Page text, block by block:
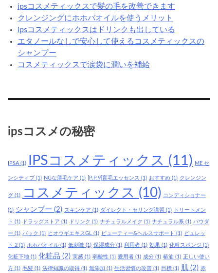
ipsコスメティックスで髪の毛を改善できます
クレンジングにホホバオイルを使うメリット
ipsコスメティックスはドリンクも出している
エタノールなしで安心して使えるコスメティックスの
シャンプー
コスメティックスで涙袋に潤いを補給
ipsコスメの秘密
IPSA (1) IPSコスメティックス (11) ME セ
ンシティブ (1) NGな薄毛ケア (1) [P.P.9]育毛エッセンス (1) おすすめ (1) クレンジン
グ (1) コスメティックス (10) コンディショナー
(1) シャンプー (2) スキンケア (1) ダイレクト・セリング講習 (1) トリートメン
ト (1) ドラッグストア (1) ドリンク (1) ナチュラルメイク (1) ナチュラル系 (1) パウダ
ー (1) パック (1) ヒオウギエキスGL (1) ビューティー&ヘルスサポート (1) ピュレッ
ト 2 (1) ホホバオイル (1) 低刺激 (1) 保湿成分 (1) 利用者 (1) 効果 (1) 化粧スポンジ (1)
化粧下地 (1) 化粧品 (2) 実感 (1) 弱酸性 (1) 愛用者 (1) 成分 (1) 椿油 (1) 正しい使い
方 (1) 毛髪 (1) 法律知識の取得 (1) 無添加 (1) 生活習慣の改善 (1) 目標 (1) 肌 (2) 赤